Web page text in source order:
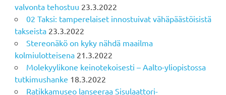
valvonta tehostuu 23.3.2022
02 Taksi: tamperelaiset innostuivat vähäpäästöisistä
takseista 23.3.2022
Stereonäkö on kyky nähdä maailma
kolmiulotteisena 21.3.2022
Molekyylikone keinotekoisesti – Aalto-yliopistossa
tutkimushanke 18.3.2022
Ratikkamuseo lanseeraa Sisulaattori-